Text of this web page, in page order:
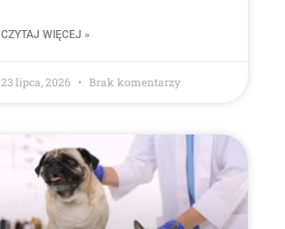
CZYTAJ WIĘCEJ »
23 lipca, 2026 Brak komentarzy